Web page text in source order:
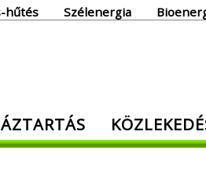
hűtés Szélenergia